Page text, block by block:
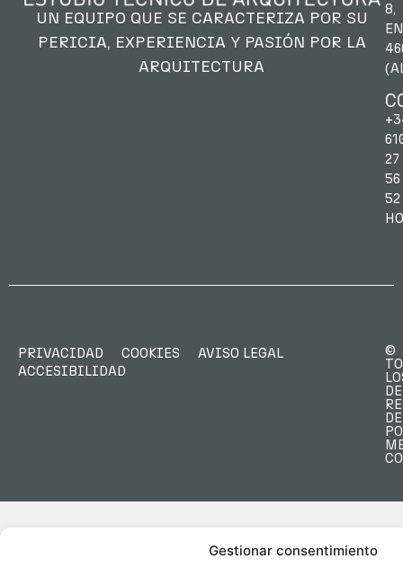
Gestionar consentimiento
UN EQUIPO QUE SE CARACTERIZA POR SU
PERICIA, EXPERIENCIA Y PASIÓN POR LA
ARQUITECTURA
8,
27
56
52
PRIVACIDAD COOKIES
AVISO LEGAL
ACCESIBILIDAD
©